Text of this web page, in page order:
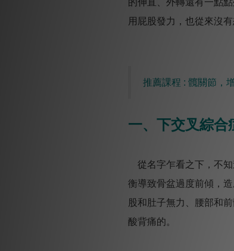
的伸直、外轉還有一點
用屁股發力，也從來沒
推薦課程 : 髖關節，
一、下交叉綜合
從名字乍看之下，不知
衡導致骨盆過度前傾，
股和肚子無力、腰部和
酸背痛的。